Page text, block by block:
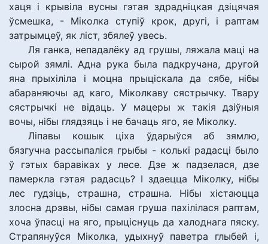
хаця і крывіла вусны гэтая здрадніцкая дзіцячая
ўсмешка, - Міколка ступіў крок, другі, і раптам
затрымцеў, як ліст, збялеў увесь.
Ля ганка, непадалёку ад грушы, ляжала маці на
сырой зямлі. Адна рука была падкручана, другой
яна прыхіліла і моцна прыціскала да сябе, нібы
абараняючы ад каго, Міколкаву сястрычку. Твару
сястрычкі не відаць. У мацеры ж такія дзіўныя
вочы, нібы глядзяць і не бачаць яго, яе Міколку.
Ліпавы кошык ціха ўдарыўся аб зямлю,
бязгучна рассыпаліся грыбы - колькі радасці было
ў гэтых баравіках у лесе. Дзе ж падзелася, дзе
памеркла гэтая радасць? І здаецца Міколку, нібы
лес гудзіць, страшна, страшна. Нібы хістаюцца
злосна дрэвы, нібы самая груша пахілілася раптам,
хоча ўпасці на яго, прыціснуць да халоднага пяску.
Страпянуўся Міколка, удыхнуў паветра глыбей і,